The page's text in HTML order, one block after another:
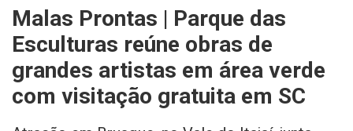
SERVIÇOS
INTEGRIDADE
Malas Prontas | Parque das
Esculturas reúne obras de
grandes artistas em área verde
com visitação gratuita em SC